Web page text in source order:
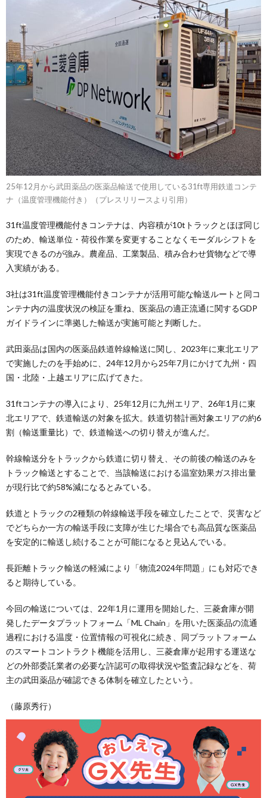
25年12月から武田薬品の医薬品輸送で使用している31ft専用鉄道コンテ
ナ（温度管理機能付き）（プレスリリースより引用）
31ft温度管理機能付きコンテナは、内容積が10tトラックとほぼ同じ
のため、輸送単位・荷役作業を変更することなくモーダルシフトを
実現できるのが強み。農産品、工業製品、積み合わせ貨物などで導
入実績がある。
3社は31ft温度管理機能付きコンテナが活用可能な輸送ルートと同コ
ンテナ内の温度状況の検証を重ね、医薬品の適正流通に関するGDP
ガイドラインに準拠した輸送が実施可能と判断した。
武田薬品は国内の医薬品鉄道幹線輸送に関し、2023年に東北エリア
で実施したのを手始めに、24年12月から25年7月にかけて九州・四
国・北陸・上越エリアに広げてきた。
31ftコンテナの導入により、25年12月に九州エリア、26年1月に東
北エリアで、鉄道輸送の対象を拡大。鉄道切替計画対象エリアの約6
割（輸送重量比）で、鉄道輸送への切り替えが進んだ。
幹線輸送分をトラックから鉄道に切り替え、その前後の輸送のみを
トラック輸送とすることで、当該輸送における温室効果ガス排出量
が現行比で約58%減になるとみている。
鉄道とトラックの2種類の幹線輸送手段を確立したことで、災害など
でどちらか一方の輸送手段に支障が生じた場合でも高品質な医薬品
を安定的に輸送し続けることが可能になると見込んでいる。
長距離トラック輸送の軽減により「物流2024年問題」にも対応でき
ると期待している。
今回の輸送については、22年1月に運用を開始した、三菱倉庫が開
発したデータプラットフォーム「ML Chain」を用いた医薬品の流通
過程における温度・位置情報の可視化に続き、同プラットフォーム
のスマートコントラクト機能を活用し、三菱倉庫が起用する運送な
どの外部委託業者の必要な許認可の取得状況や監査記録などを、荷
主の武田薬品が確認できる体制を確立したという。
（藤原秀行）